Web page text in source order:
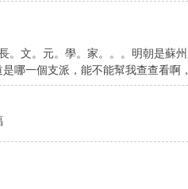
文。元。學。家。。。明朝是蘇
哪一個支派，能不能幫我查查看啊